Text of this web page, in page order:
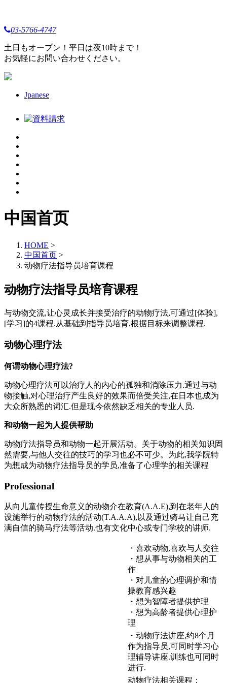
03-5766-4747
土日もオープン！平日は夜10時まで！
お気軽にお問い合わせください。
Jpanese
中国首页
HOME >
中国首页 >
动物疗法指导员培育课程
动物疗法指导员培育课程
与动物交流,让心灵成长并接受治疗的动物疗法,可通过[体验],
[学习]的4课程.从基础到指导员培育,根据目标来调整课程.
动物心理疗法
何谓动物心理疗法?
动物心理疗法可以治疗人的内心的孤独和消除压力.通过与动
物接触,对心理治疗产生良好的效果而倍受关注,在日本也成为
大众所熟悉的词汇.但是现今依然缺乏相关的专业人员.
和动物一起为人提供帮助
动物疗法指导员和动物一起开展活动。关于动物的相关知识固
然需要,与他人交往的技巧的学习也必不可少。为此,我学院特
为想成为动物疗法指导员的学员,准备了心理学的相关课程
Professional
从向儿童传授生命意义的动物介在教育(A.A.E),到在老年人的
设施举行的动物疗法的活动(T.A.A.A),以及通过骑马让自己充
满自信的骑马疗法等活动.也有文化中心或专门学校的讲师.
・喜欢动物,喜欢与人交往
・想从事与动物相关的工
作
・对儿童的心理调护和情
操教育感兴趣
・想为智障者提供护理
・想为高龄者提供心理护
理
・动物疗法讲座,约8个月
作为指导员,可同时学习心
理辅导讲座.训练也可同时
进行.
动物疗法相关课程：